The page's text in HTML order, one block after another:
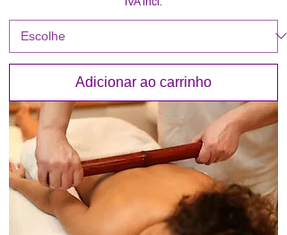
Adicionar ao carrinho